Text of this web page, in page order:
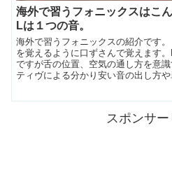
海外で習うフォニックスはこ
Lは１つの音。
海外で習うフォニックスの紹介です
を覚えるように口ずさんで覚えます
ですが舌の位置、空気の通し方を意
ティヴによる分かり安い音の出し方や
スポンサー